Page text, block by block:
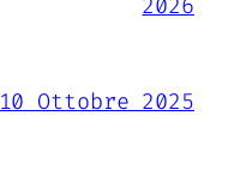
10 Ottobre 2025